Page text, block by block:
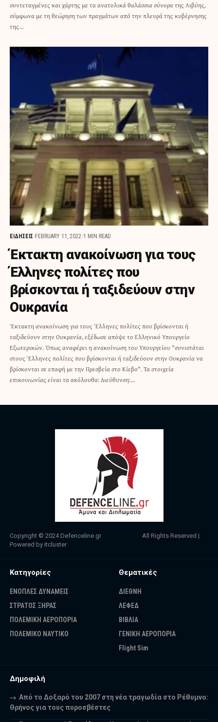
συντεταγμένες και χάρτης με τα ανατολικά θαλάσσια σύνορα της Λιβύης,
σύμφωνα με τη θεώρηση των πραγμάτων από την πλευρά της κυβέρνησης
της…
ΕΙΔΗΣΕΙΣ FEBRUARY 11, 2022 1 MIN READ
Έκτακτη ανακοίνωση για τους
Έλληνες πολίτες που
βρίσκονται ή ταξιδεύουν στην
Ουκρανία
Έκτακτη ανακοίνωση για τους Έλληνες πολίτες που βρίσκονται ή
ταξιδεύουν στην Ουκρανία, εξέδωσε απόψε το Ελληνικό Υπουργείο
Εξωτερικών. Όπως αναφέρει η ανακοίνωση του Υπουργείου "συνιστάται
στους Έλληνες πολίτες που βρίσκονται ή ταξιδεύουν στην Ουκρανία να
βρίσκονται σε επαφή με την Πρεσβεία στο Κίεβο". Τα στοιχεία
επικοινωνίας είναι τα ακόλουθα: Διεύθυνση:…
Copyright © 2024 Defenceline.gr All Rights Reserved |
Powered by itcluster
Κατηγορίες
ΕΝΟΠΛΕΣ ΔΥΝΑΜΕΙΣ
ΣΤΡΑΤΟΣ ΞΗΡΑΣ
ΠΟΛΕΜΙΚΗ ΑΕΡΟΠΟΡΙΑ
ΠΟΛΕΜΙΚΟ ΝΑΥΤΙΚΟ
Θεματικές
ΔΙΕΘΝΗ
ΛΕΦΕΔ
ΒΙΒΛΙΑ
ΓΕΝΙΚΗ ΑΕΡΟΠΟΡΙΑ
Flight Sim
Δημοφιλή
Από το Δοξαρό του 2007 στη νέα τραγωδία στο Ρέθυμνο:
Θρήνος για τους πυροσβέστες